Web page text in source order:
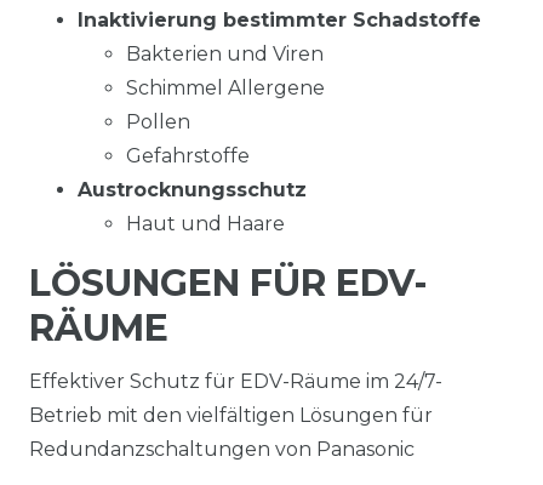
Inaktivierung bestimmter Schadstoffe
Bakterien und Viren
Schimmel Allergene
Pollen
Gefahrstoffe
Austrocknungs­schutz
Haut und Haare
LÖSUNGEN FÜR EDV-
RÄUME
Effektiver Schutz für EDV-Räume im 24/7-
Betrieb mit den vielfältigen Lösungen für
Redundanzschaltungen von Panasonic